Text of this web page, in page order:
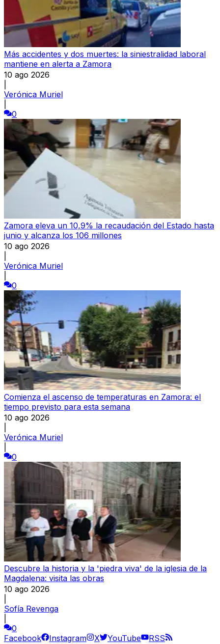
Más accidentes y dos muertes: la siniestralidad laboral
mantiene en alerta a Zamora
10 ago 2026
Verónica Muriel
0
Zamora eleva un 10,9% la recaudación del Estado hasta
junio y alcanza los 106 millones
10 ago 2026
Verónica Muriel
0
Comienza el ascenso de temperaturas en Zamora: el
tiempo previsto para esta semana
10 ago 2026
Verónica Muriel
0
Descubre la historia y la 'piedra viva' de la iglesia de la
Magdalena: visita las obras
10 ago 2026
Sofía Revenga
0
Facebook
Instagram X YouTube RSS